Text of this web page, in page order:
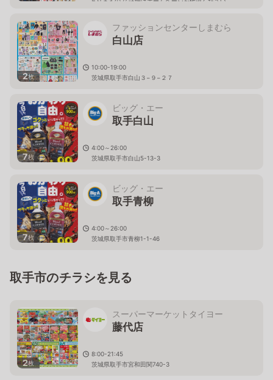
2枚
ファッションセンターしまむら
白山店
10:00-19:00
茨城県取手市白山３−９−２７
7枚
ビッグ・エー
取手白山
4:00～26:00
茨城県取手市白山5-13-3
7枚
ビッグ・エー
取手青柳
4:00～26:00
茨城県取手市青柳1-1-46
取手市のチラシを見る
2枚
スーパーマーケットタイヨー
藤代店
8:00-21:45
茨城県取手市宮和田関740-3